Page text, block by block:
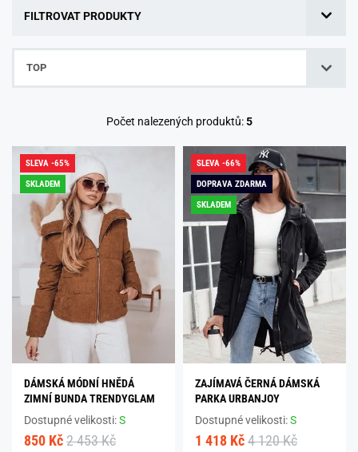
FILTROVAT PRODUKTY
TOP
Počet nalezených produktů:5
SLEVA -65%
SKLADEM
DÁMSKÁ MÓDNÍ HNĚDÁ
ZIMNÍ BUNDA TRENDYGLAM
Dostupné velikosti:S
850 Kč 2 453 Kč
SLEVA -66%
DOPRAVA ZDARMA
SKLADEM
ZAJÍMAVÁ ČERNÁ DÁMSKÁ
PARKA URBANJOY
Dostupné velikosti:S
1 418 Kč 4 120 Kč